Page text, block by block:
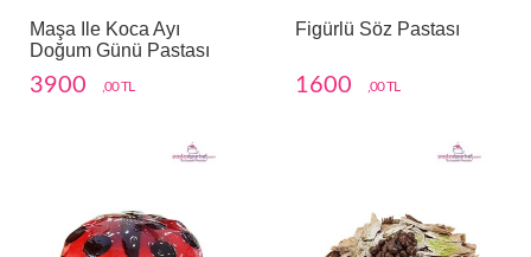
Maşa Ile Koca Ayı
Doğum Günü Pastası
3900 ,00 TL
Figürlü Söz Pastası
1600 ,00 TL